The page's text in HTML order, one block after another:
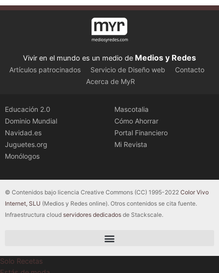
Vivir en el mundo es un medio de Medios y Redes
Artículos patrocinados Servicio de Diseño web
Contacto
Acerca de MyR
Educación 2.0
Dominio Mundial
Navidad.es
Juguetes.org
Monólogos
Mascotalia
Cómo Ahorrar
Portal Financiero
Mi Revista
© Contenidos bajo licencia Creative Commons (CC) 1995-2022 Color Vivo
Internet, SLU (Medios y Redes online). Otros contenidos se cita fuente.
Infraestructura cloud servidores dedicados de Stackscale.
Solo Recetas